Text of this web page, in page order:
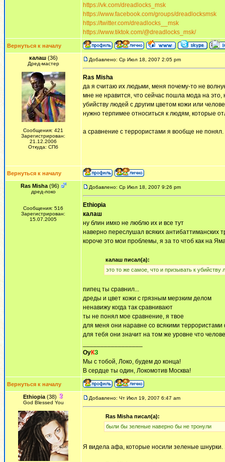
https://vk.com/dreadlocks_msk
https://www.facebook.com/groups/dreadlocksmsk
https://twitter.com/dreadlocks__msk
https://www.tiktok.com/@dreadlocks_msk/
Вернуться к началу
калаш(36)
Дред-мастер
Сообщения: 421
Зарегистрирован:
21.12.2006
Откуда: СПб
Добавлено: Ср Июл 18, 2007 2:05 pm
Ras Misha
да я считаю их людьми, меня почему-то не
мне не нравится, что сейчас пошла мода на это,
убийству людей с другим цветом кожи или
нужно терпимее относиться к людям, которые
а сравнение с террористами я вообще не понял.
Вернуться к началу
Ras Misha(96)
дред-локо
Сообщения: 516
Зарегистрирован:
15.07.2005
Добавлено: Ср Июл 18, 2007 9:26 pm
Ethiopia
калаш
ну блин имхо не люблю их и все тут
наверно переслушал всяких антибаттиманских
короче это мои проблемы, я за то чтоб как на
калаш писал(а):
это то же самое, что и призывать к
пипец ты сравнил...
дреды и цвет кожи с грязным мерзким делом
ненавижу когда так сравнивают
ты не понял мое сравнение, я твое
для меня они наравне со всякими
для тебя они значит на том же уровне что
ОуКЗ
Мы с тобой, Локо, будем до конца!
В сердце ты один, Локомотив Москва!
Вернуться к началу
Ethiopia(38)
God Blessed You
Добавлено: Чт Июл 19, 2007 6:47 am
Ras Misha писал(а):
были бы зеленые наверно бы не тронули
Я видела афа, которые носили зеленые